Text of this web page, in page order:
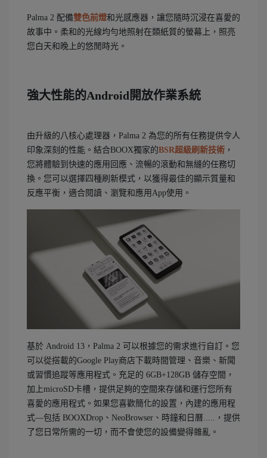
Palma 2 配備雙色前燈和光感應器，讓您隨時沉浸在喜愛的
故事中。柔和的光線均勻地照射在類紙質的螢幕上，照亮
您白天和晚上的悠閒時光。
強大性能的Android開放作業系統
由升級的八核心處理器，Palma 2 為您的所有任務提供令人
印象深刻的性能。結合BOOX獨家的BSR超級刷新技術 ，
您將體驗到快速的應用回應、流暢的滾動和無縫的任務切
換。您可以選擇四種刷新模式，以獲得最佳的顯示質量和
反應平衡，適合閱讀、瀏覽和應用App使用。
基於 Android 13，Palma 2 可以根據您的需求進行自訂。您
可以從搭載的Google Play商店下載時間管理、音樂、新聞
或習慣追蹤等應用程式。充足的 6GB+128GB 儲存空間，
加上microSD卡槽，提供足夠的空間來存儲和運行您所有
喜愛的應用程式。如果您喜歡簡化的設置，內建的應用程
式—包括 BOOXDrop、NeoBrowser、時鐘和日曆.....，提供
了您日常所需的一切，而不會使您的設備變得雜亂。